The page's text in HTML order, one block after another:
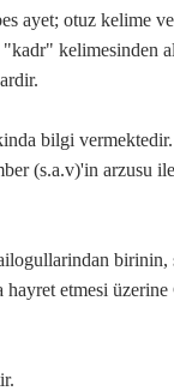
ayet; otuz kelime
kelimesinden
bilgi
(s.a.v)'in arzusu
etmesi